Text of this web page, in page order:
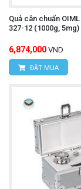
Quả cân chuẩn OIML
327-12 (1000g, 5mg)
6,874,000 VND
ĐẶT MUA